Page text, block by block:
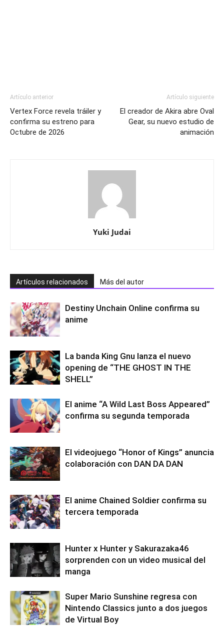
Artículo anterior
Vertex Force revela tráiler y
confirma su estreno para
Octubre de 2026
Artículo siguiente
El creador de Akira abre Oval
Gear, su nuevo estudio de
animación
Yuki Judai
Artículos relacionados Más del autor
Destiny Unchain Online confirma su
anime
La banda King Gnu lanza el nuevo
opening de “THE GHOST IN THE
SHELL”
El anime “A Wild Last Boss Appeared”
confirma su segunda temporada
El videojuego “Honor of Kings” anuncia
colaboración con DAN DA DAN
El anime Chained Soldier confirma su
tercera temporada
Hunter x Hunter y Sakurazaka46
sorprenden con un video musical del
manga
Super Mario Sunshine regresa con
Nintendo Classics junto a dos juegos
de Virtual Boy